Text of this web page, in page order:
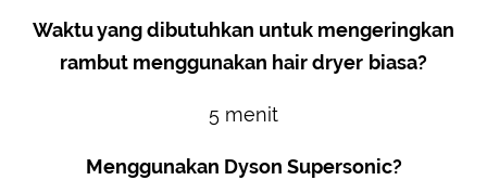
Waktu yang dibutuhkan untuk mengeringkan
rambut menggunakan hair dryer biasa?
5 menit
Menggunakan Dyson Supersonic?